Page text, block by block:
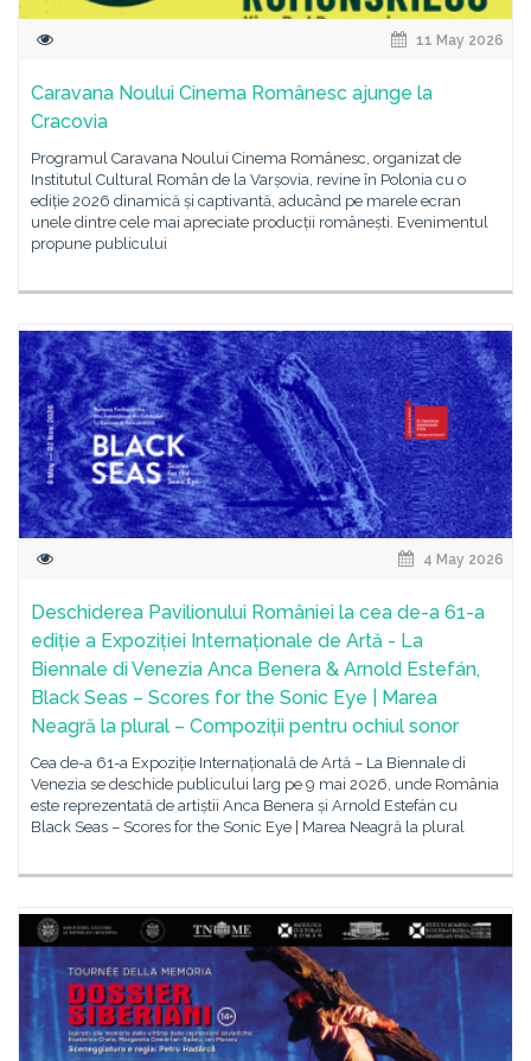
11 May 2026
Caravana Noului Cinema Românesc ajunge la
Cracovia
Programul Caravana Noului Cinema Românesc, organizat de
Institutul Cultural Român de la Varșovia, revine în Polonia cu o
ediție 2026 dinamică și captivantă, aducând pe marele ecran
unele dintre cele mai apreciate producții românești. Evenimentul
propune publicului
4 May 2026
Deschiderea Pavilionului României la cea de-a 61-a
ediție a Expoziției Internaționale de Artă - La
Biennale di Venezia Anca Benera & Arnold Estefán,
Black Seas – Scores for the Sonic Eye | Marea
Neagră la plural – Compoziții pentru ochiul sonor
Cea de-a 61-a Expoziție Internațională de Artă – La Biennale di
Venezia se deschide publicului larg pe 9 mai 2026, unde România
este reprezentată de artiștii Anca Benera și Arnold Estefán cu
Black Seas – Scores for the Sonic Eye | Marea Neagră la plural